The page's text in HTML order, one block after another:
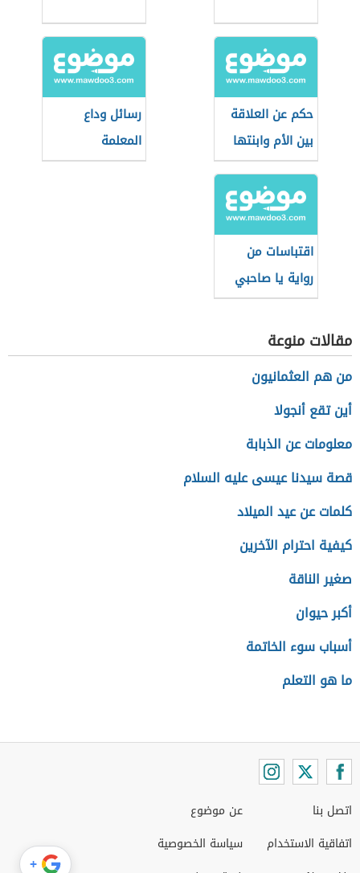
حكم عن العلاقة
بين الأم وابنتها
رسائل وداع
المعلمة
اقتباسات من
رواية يا صاحبي
السجن
مقالات منوعة
من هم العثمانيون
أين تقع أنجولا
معلومات عن الذبابة
قصة سيدنا عيسى عليه السلام
كلمات عن عيد الميلاد
كيفية احترام الآخرين
صغير الناقة
أكبر حيوان
أسباب سوء الخاتمة
ما هو التعلم
اتصل بنا
اتفاقية الاستخدام
عن موضوع
سياسة الخصوصية
+